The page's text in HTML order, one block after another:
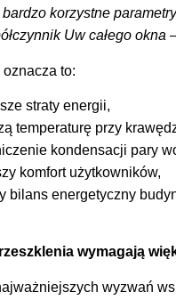
korzystne
Uw całego okna
to:
straty energii,
temperaturę przy
kondensacji pary
komfort użytkowników,
bilans energetyczny
wymagają
wyzwań